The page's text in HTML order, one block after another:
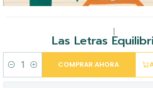
Las Letras
Cantidad
COMPRAR AHORA